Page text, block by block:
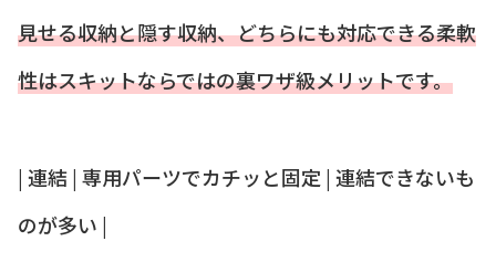
見せる収納と隠す収納、どちらにも対応できる柔軟
性はスキットならではの裏ワザ級メリットです。
| 連結 | 専用パーツでカチッと固定 | 連結できないも
のが多い |